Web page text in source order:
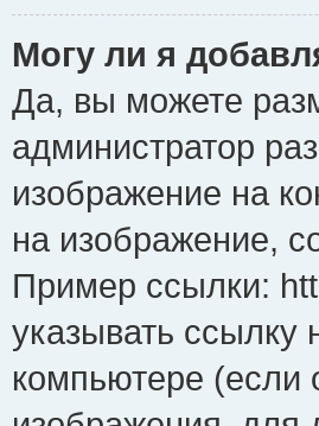
Могу ли я
Да, вы можете
администратор
изображение на
на изображение,
Пример ссылки:
указывать
компьютере (если